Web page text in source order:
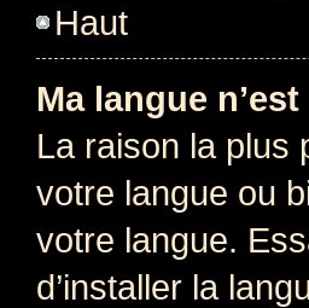
Haut
Ma langue
La raison la plus
votre langue ou
votre langue.
d’installer la